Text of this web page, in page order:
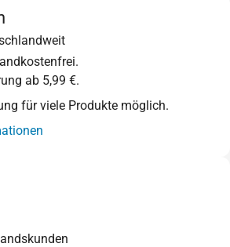
ab 5,99 €.
für viele Produkte möglich.